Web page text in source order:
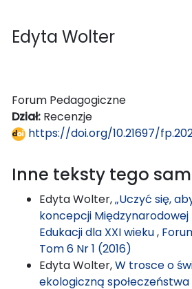
Edyta Wolter
Forum Pedagogiczne
Dział: Recenzje
https://doi.org/10.21697/
Inne teksty tego
Edyta Wolter,„Uczyć się,
koncepcji Międzynarodowej
Edukacji dla XXI wieku,
Tom 6 Nr 1 (2016)
Edyta Wolter,W trosce o
ekologiczną społeczeństwa